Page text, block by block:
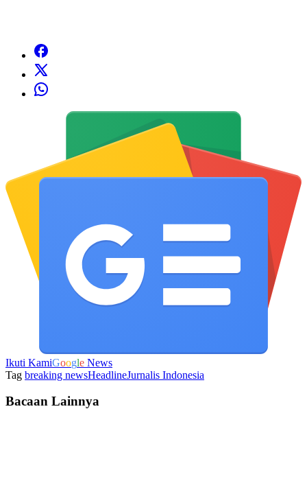
Ikuti KamiGoogle News
Tag breaking newsHeadlineJurnalis Indonesia
Bacaan Lainnya